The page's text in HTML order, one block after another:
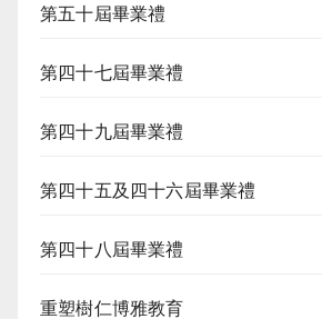
第五十屆畢業禮
第四十七屆畢業禮
第四十九屆畢業禮
第四十五及四十六屆畢業禮
第四十八屆畢業禮
重塑樹仁博雅教育